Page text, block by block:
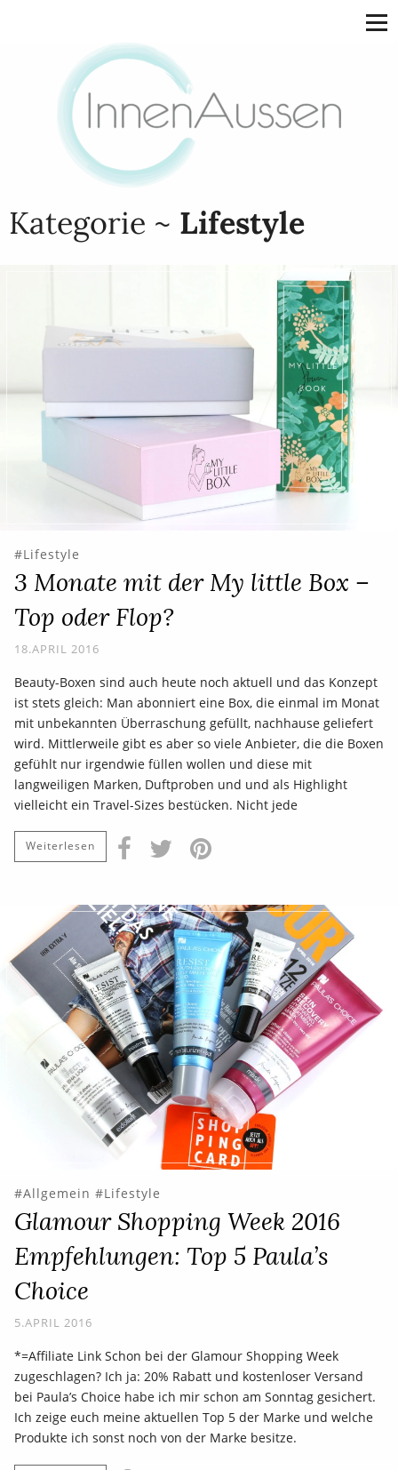
Kategorie ~ Lifestyle
Lifestyle
3 Monate mit der My little Box –
Top oder Flop?
18.APRIL 2016
Beauty-Boxen sind auch heute noch aktuell und das Konzept
ist stets gleich: Man abonniert eine Box, die einmal im Monat
mit unbekannten Überraschung gefüllt, nachhause geliefert
wird. Mittlerweile gibt es aber so viele Anbieter, die die Boxen
gefühlt nur irgendwie füllen wollen und diese mit
langweiligen Marken, Duftproben und und als Highlight
vielleicht ein Travel-Sizes bestücken. Nicht jede
Weiterlesen
Allgemein Lifestyle
Glamour Shopping Week 2016
Empfehlungen: Top 5 Paula’s
Choice
5.APRIL 2016
*=Affiliate Link Schon bei der Glamour Shopping Week
zugeschlagen? Ich ja: 20% Rabatt und kostenloser Versand
bei Paula’s Choice habe ich mir schon am Sonntag gesichert.
Ich zeige euch meine aktuellen Top 5 der Marke und welche
Produkte ich sonst noch von der Marke besitze.